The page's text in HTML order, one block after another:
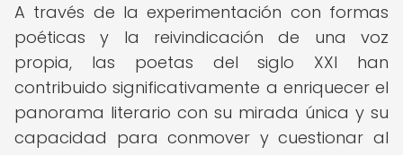
A través de la experimentación con formas
poéticas y la reivindicación de una voz
propia, las poetas del siglo XXI han
contribuido significativamente a enriquecer el
panorama literario con su mirada única y su
capacidad para conmover y cuestionar al